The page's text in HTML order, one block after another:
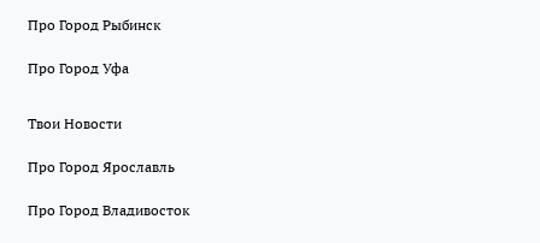
Про Город Рыбинск
Про Город Уфа
Твои Новости
Про Город Ярославль
Про Город Владивосток